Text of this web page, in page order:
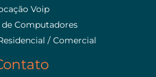
Voip
de Computadores
/ Comercial